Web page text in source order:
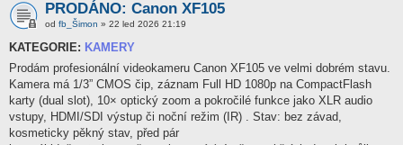
PRODÁNO: Canon XF105
od fb_Šimon » 22 led 2026 21:19
KATEGORIE: KAMERY
Prodám profesionální videokameru Canon XF105 ve velmi dobrém stavu.
Kamera má 1/3” CMOS čip, záznam Full HD 1080p na CompactFlash
karty (dual slot), 10× optický zoom a pokročilé funkce jako XLR audio
vstupy, HDMI/SDI výstup či noční režim (IR) . Stav: bez závad,
kosmeticky pěkný stav, před pár